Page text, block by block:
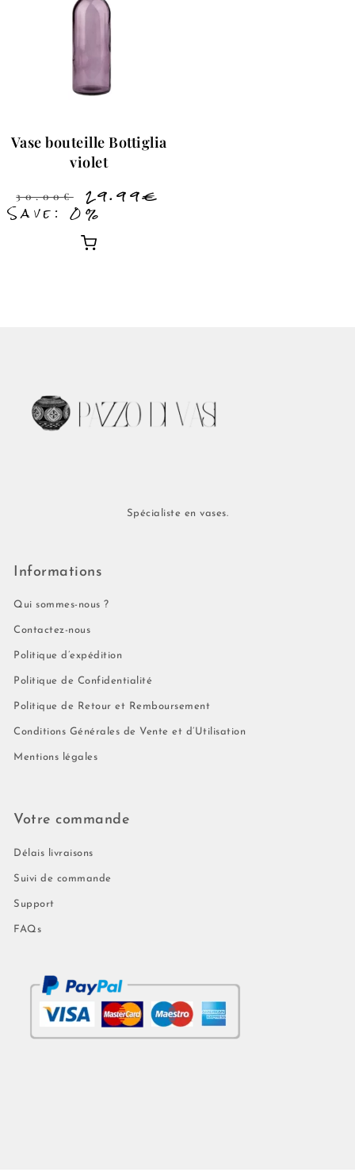
Vase bouteille Bottiglia
violet
30.00€ 29.99€
Save: 0%
Spécialiste en vases.
Informations
Qui sommes-nous ?
Contactez-nous
Politique d’expédition
Politique de Confidentialité
Politique de Retour et Remboursement
Conditions Générales de Vente et d’Utilisation
Mentions légales
Votre commande
Délais livraisons
Suivi de commande
Support
FAQs